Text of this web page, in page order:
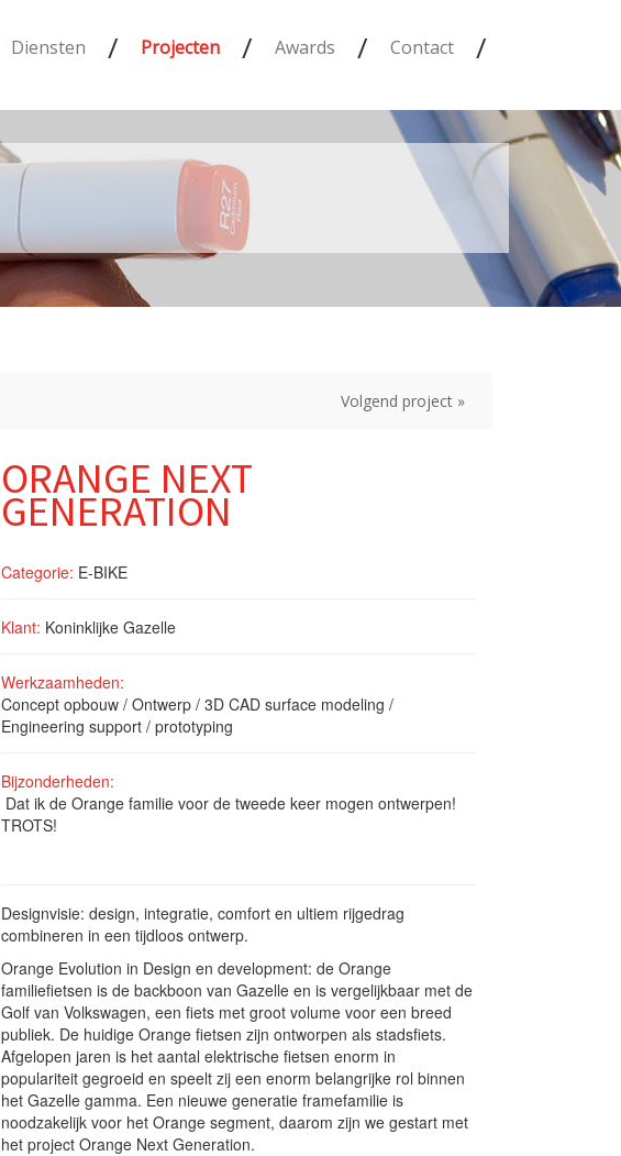
Diensten / Projecten / Awards / Contact /
Volgend project »
ORANGE NEXT
GENERATION
Categorie: E-BIKE
Klant: Koninklijke Gazelle
Werkzaamheden:
Concept opbouw / Ontwerp / 3D CAD surface modeling /
Engineering support / prototyping
Bijzonderheden:
Dat ik de Orange familie voor de tweede keer mogen ontwerpen!
TROTS!
Designvisie: design, integratie, comfort en ultiem rijgedrag
combineren in een tijdloos ontwerp.
Orange Evolution in Design en development: de Orange
familiefietsen is de backboon van Gazelle en is vergelijkbaar met de
Golf van Volkswagen, een fiets met groot volume voor een breed
publiek. De huidige Orange fietsen zijn ontworpen als stadsfiets.
Afgelopen jaren is het aantal elektrische fietsen enorm in
populariteit gegroeid en speelt zij een enorm belangrijke rol binnen
het Gazelle gamma. Een nieuwe generatie framefamilie is
noodzakelijk voor het Orange segment, daarom zijn we gestart met
het project Orange Next Generation.